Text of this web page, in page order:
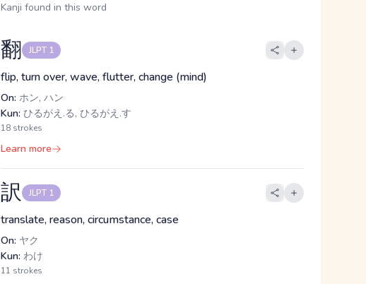
Kanji found in this word
翻 JLPT 1
flip, turn over, wave, flutter, change (mind)
On: ホン, ハン
Kun: ひるがえ.る, ひるがえ.す
18 strokes
Learn more
訳 JLPT 1
translate, reason, circumstance, case
On: ヤク
Kun: わけ
11 strokes